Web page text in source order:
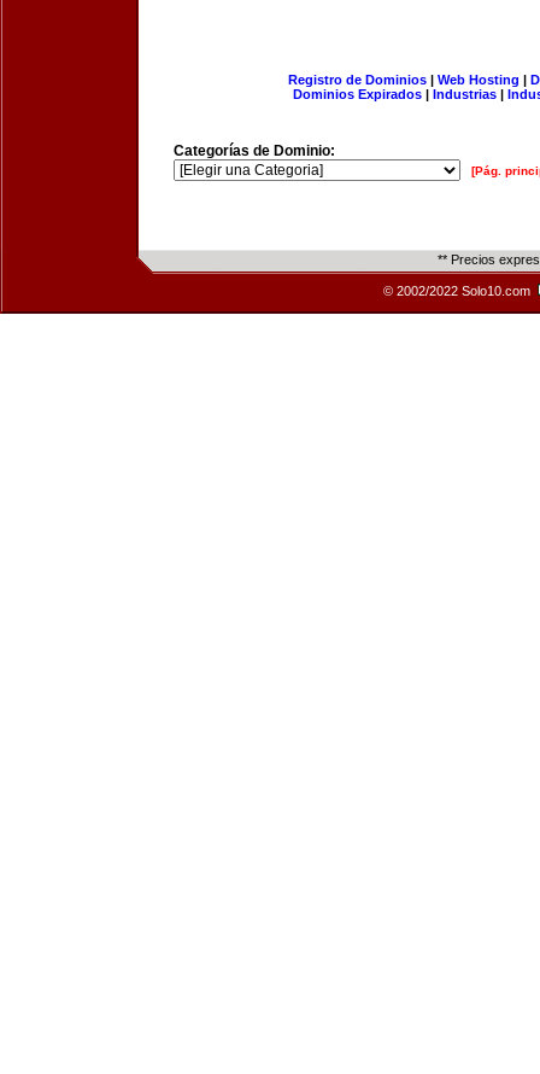
Registro de Dominios| Web Hosting |
Dominios Expirados | Industrias |
Categorías de Dominio:
[Pág.
** Precios
© 2002/2022 Solo10.com